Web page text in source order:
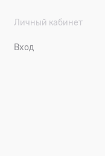
Личный кабинет
Вход